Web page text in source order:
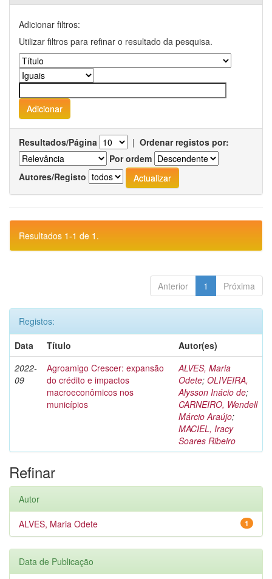
Adicionar filtros:
Utilizar filtros para refinar o resultado da pesquisa.
Resultados/Página | Ordenar registos por:
Por ordem
Autores/Registo
Resultados 1-1 de 1.
Anterior 1 Próxima
Registos:
Data
Título
Autor(es)
2022-
09
Agroamigo Crescer: expansão
do crédito e impactos
macroeconômicos nos
municípios
ALVES, Maria
Odete; OLIVEIRA,
Alysson Inácio de;
CARNEIRO, Wendell
Márcio Araújo;
MACIEL, Iracy
Soares Ribeiro
Refinar
Autor
1
ALVES, Maria Odete
Data de Publicação